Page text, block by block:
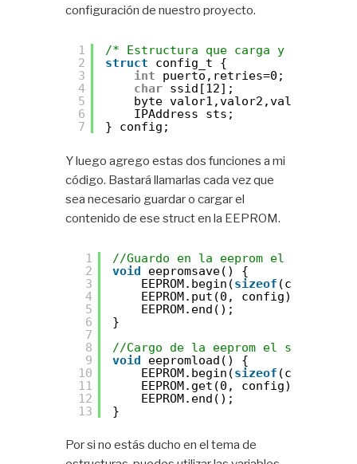
configuración de nuestro proyecto.
1
2
3
4
5
6
7
/* Estructura que carga y guarda
struct
config_t {
int
puerto,retries=0;
char ssid[12];
byte valor1,valor2,valor3 = 0;
IPAddress sts;
} config;
Y luego agrego estas dos funciones a mi
código. Bastará llamarlas cada vez que
sea necesario guardar o cargar el
contenido de ese struct en la EEPROM.
1
2
3
4
5
6
7
8
9
10
11
12
13
//Guardo en la eeprom el struct
void
eepromsave() {
EEPROM.begin(sizeof (config));
EEPROM.put(0, config);
EEPROM.end();
}
//Cargo de la eeprom el struct
void
eepromload() {
EEPROM.begin(sizeof (config));
EEPROM.get(0, config);
EEPROM.end();
}
Por si no estás ducho en el tema de